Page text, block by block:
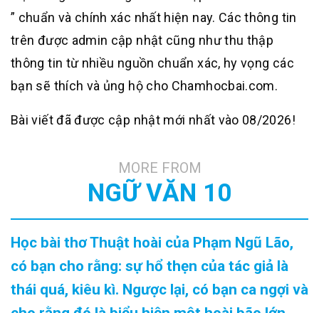
” chuẩn và chính xác nhất hiện nay. Các thông tin
trên được admin cập nhật cũng như thu thập
thông tin từ nhiều nguồn chuẩn xác, hy vọng các
bạn sẽ thích và ủng hộ cho Chamhocbai.com.
Bài viết đã được cập nhật mới nhất vào 08/2026!
MORE FROM
NGỮ VĂN 10
Học bài thơ Thuật hoài của Phạm Ngũ Lão,
có bạn cho rằng: sự hổ thẹn của tác giả là
thái quá, kiêu kì. Ngược lại, có bạn ca ngợi và